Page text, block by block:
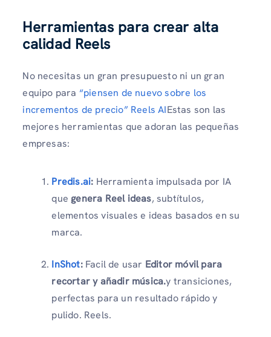
Herramientas para crear alta
calidad Reels
No necesitas un gran presupuesto ni un gran
equipo para “piensen de nuevo sobre los
incrementos de precio” Reels AIEstas son las
mejores herramientas que adoran las pequeñas
empresas:
Predis.ai: Herramienta impulsada por IA
que genera Reel ideas, subtítulos,
elementos visuales e ideas basados ​​en su
marca.
InShot:Facil de usar Editor móvil para
recortar y añadir música.y transiciones,
perfectas para un resultado rápido y
pulido. Reels.